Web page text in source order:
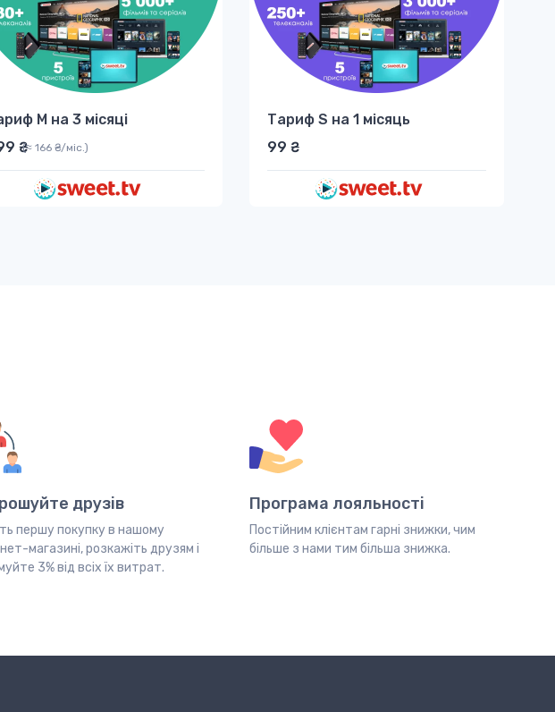
M на 3 місяці
₴
(≈ 166 ₴/міс.)
Тариф S на 1 місяць
99 ₴
друзів
першу покупку в нашому
магазині, розкажіть друзям і
3% від всіх їх витрат.
Програма лояльності
Постійним клієнтам гарні знижки, чим
більше з нами тим більша знижка.